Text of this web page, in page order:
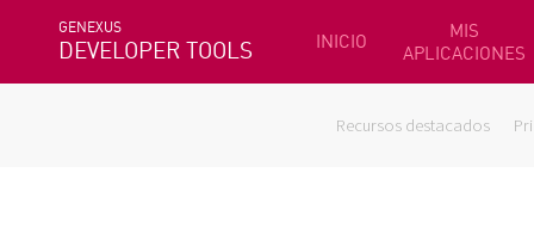
GENEXUS
DEVELOPER TOOLS INICIO
MIS
APLICACIONES
Recursos destacados